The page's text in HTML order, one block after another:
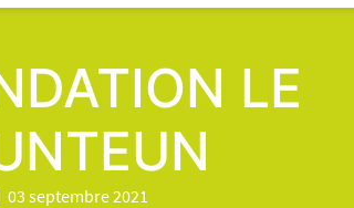
LE
03 septembre 2021